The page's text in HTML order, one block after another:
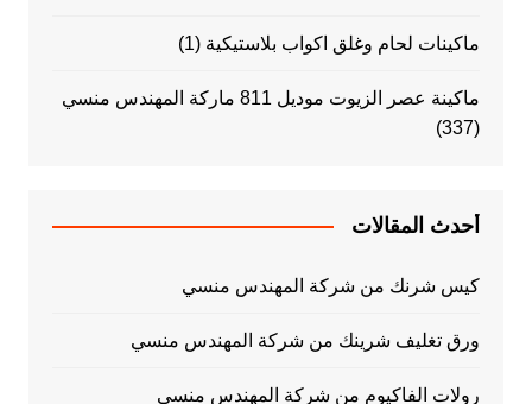
ماكينات لحام وغلق اكواب بلاستيكية (1)
ماكينة عصر الزيوت موديل 811 ماركة المهندس منسي
(337)
أحدث المقالات
كيس شرنك من شركة المهندس منسي
ورق تغليف شرينك من شركة المهندس منسي
رولات الفاكيوم من شركة المهندس منسي